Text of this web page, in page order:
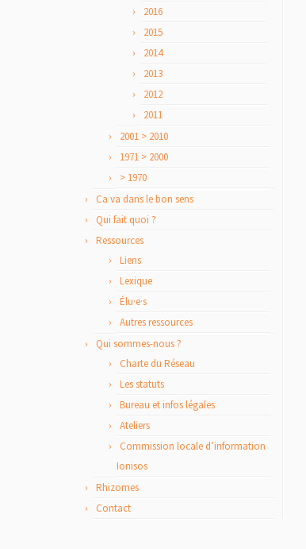
2016
2015
2014
2013
2012
2011
2001 > 2010
1971 > 2000
> 1970
Ca va dans le bon sens
Qui fait quoi ?
Ressources
Liens
Lexique
Élu·e·s
Autres ressources
Qui sommes-nous ?
Charte du Réseau
Les statuts
Bureau et infos légales
Ateliers
Commission locale d’information
Ionisos
Rhizomes
Contact